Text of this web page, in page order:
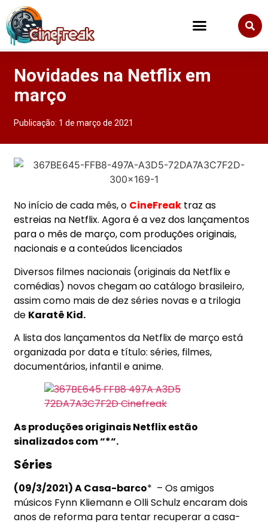
Novidades na Netflix em
março
Publicação: 1 de março de 2021
No início de cada mês, o CineFreak traz as
estreias na Netflix. Agora é a vez dos lançamentos
para o mês de março, com produções originais,
nacionais e a conteúdos licenciados
Diversos filmes nacionais (originais da Netflix e
comédias) novos chegam ao catálogo brasileiro,
assim como mais de dez séries novas e a trilogia
de Karatê Kid.
A lista dos lançamentos da Netflix de março está
organizada por data e título: séries, filmes,
documentários, infantil e anime.
As produções originais Netflix estão
sinalizados com “*“.
Séries
(09/3/2021) A Casa-barco* – Os amigos
músicos Fynn Kliemann e Olli Schulz encaram dois
anos de reforma para tentar recuperar a casa-